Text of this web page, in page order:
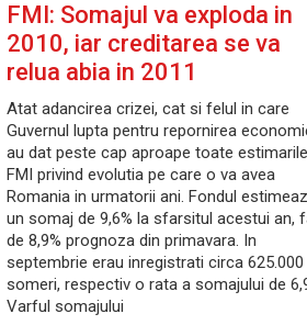
FMI: Somajul va exploda in
2010, iar creditarea se va
relua abia in 2011
Atat adancirea crizei, cat si felul in care
Guvernul lupta pentru repornirea
au dat peste cap aproape toate estimarile
FMI privind evolutia pe care o va avea
Romania in urmatorii ani. Fondul
un somaj de 9,6% la sfarsitul acestui an,
de 8,9% prognoza din primavara. In
septembrie erau inregistrati circa 625.000
someri, respectiv o rata a somajului de
Varful somajului